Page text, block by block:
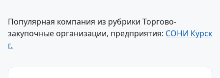
Популярная компания из рубрики Торгово-
закупочные организации, предприятия: СОНИ Курск
г.